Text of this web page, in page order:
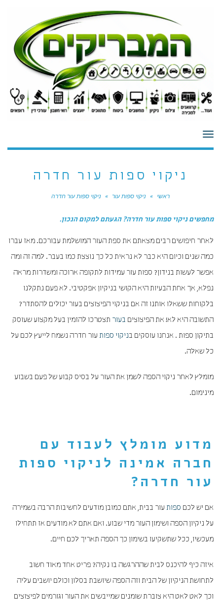
תפריט
ניקוי ספות עור חדרה
ראשי » ניקוי ספות עור » ניקוי ספות עור חדרה
מחפשים ניקוי ספות עור חדרה? הגעתם למקום הנכון.​
לאחר חיפושים רבים מצאתם את ספת העור המושלמת עבורכם. מאז עברו
כמה שנים וכיום היא כבר לא נראית כל כך נוצצת כמו בעבר. למה זה ומה
אפשר לעשות בנידון? ספות עור עמידות לתקופה ארוכה ומשדרות מראה
נפלא, אך אחת הבעיות היא הקושי בניקיון אפקטיבי. לא פעם נתקלנו
בלקוחות ששאלו אותנו זה אם בניקוי הפיצוצים בעור יכולים להסתדר?
התשובה היא לא! את הפיצוצים בעור תצטרכו להזמין בעל מקצוע שעוסק
בתיקון ספות . אנחנו עוסקים בניקוי ספות עור חדרה נשמח לייעץ לכם על
כל שאלה.
מומלץ לאחר ניקוי הספה לשמן את העור על בסיס קבוע של פעם בשבוע
מינימום.
מדוע מומלץ לעבוד עם
חברה אמינה לניקוי ספות
עור חדרה?
אם יש לכם ספות עור בבית, אתם כמובן מודעים לחשיבות הרבה בשמירה
על ניקיון הספה ושימון העור מדי שבוע. ואם אתם לא מודעים אז תתחילו
מעכשיו, ככל שתשקיעו בשימון כך הספה תאריך לכם חיים.
איזה כיף להיכנס לבית שההרגשה בו נקיה? פריט אחד מאוד חשוב
לתחושת הניקיון של הבית וזה הספה שיושבת בסלון וכולם יושבים עליה
וכך לאט לאט היא צוברת שומנים שמייבשים את העור וגורמים לפיצוצים